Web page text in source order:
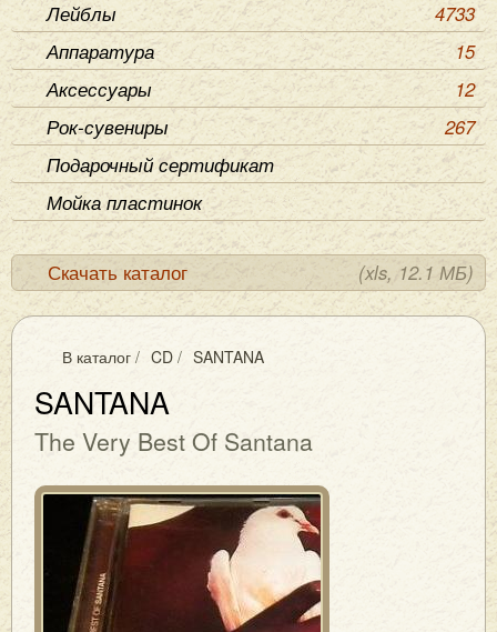
Лейблы
4733
Аппаратура
15
Аксессуары
12
Рок-сувениры
267
Подарочный сертификат
Мойка пластинок
Скачать каталог (xls, 12.1 МБ)
В каталог / CD / SANTANA
SANTANA
The Very Best Of Santana